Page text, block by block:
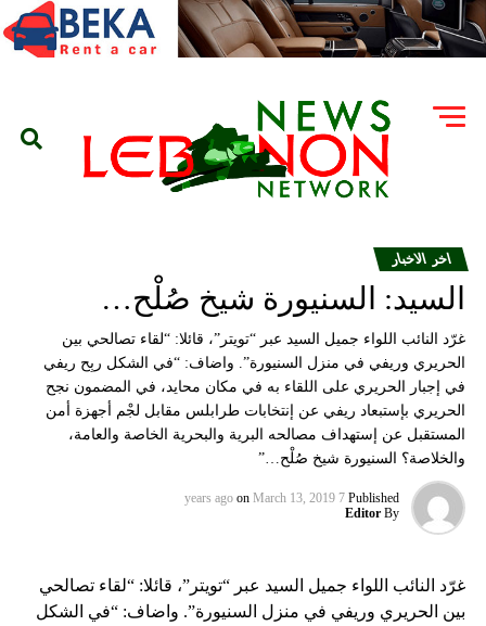
اخر الاخبار
السيد: السنيورة شيخ صُلْح…
غرّد النائب اللواء جميل السيد عبر “تويتر”، قائلا: “لقاء تصالحي بين
الحريري وريفي في منزل السنيورة”. واضاف: “في الشكل ربِح ريفي
في إجبار الحريري على اللقاء به في مكان محايد، في المضمون نجح
الحريري بإستبعاد ريفي عن إنتخابات طرابلس مقابل لجْم أجهزة أمن
المستقبل عن إستهداف مصالحه البرية والبحرية الخاصة والعامة،
والخلاصة؟ السنيورة شيخ صُلْح…”
Published
7 years ago
on March 13, 2019
By
Editor
غرّد النائب اللواء جميل السيد عبر “تويتر”، قائلا: “لقاء تصالحي
بين الحريري وريفي في منزل السنيورة”. واضاف: “في الشكل